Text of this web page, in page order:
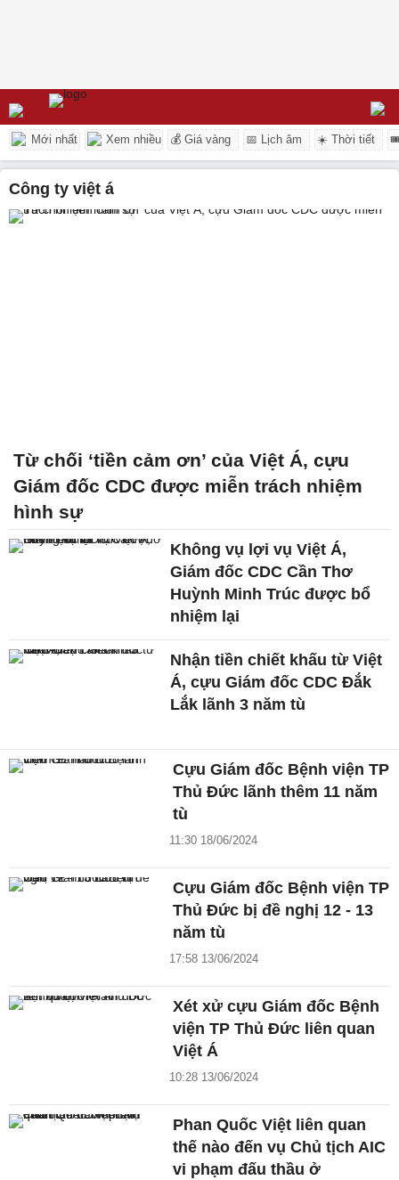
Mới nhất Xem nhiều 💰 Giá vàng 📅 Lịch âm ☀️ Thời tiết
công ty việt á
Từ chối ‘tiền cảm ơn’ của Việt Á, cựu
Giám đốc CDC được miễn trách nhiệm
hình sự
Không vụ lợi vụ Việt Á,
Giám đốc CDC Cần Thơ
Huỳnh Minh Trúc được bổ
nhiệm lại
Nhận tiền chiết khấu từ Việt
Á, cựu Giám đốc CDC Đắk
Lắk lãnh 3 năm tù
Cựu Giám đốc Bệnh viện TP
Thủ Đức lãnh thêm 11 năm
tù
11:30 18/06/2024
Cựu Giám đốc Bệnh viện TP
Thủ Đức bị đề nghị 12 - 13
năm tù
17:58 13/06/2024
Xét xử cựu Giám đốc Bệnh
viện TP Thủ Đức liên quan
Việt Á
10:28 13/06/2024
Phan Quốc Việt liên quan
thế nào đến vụ Chủ tịch AIC
vi phạm đấu thầu ở